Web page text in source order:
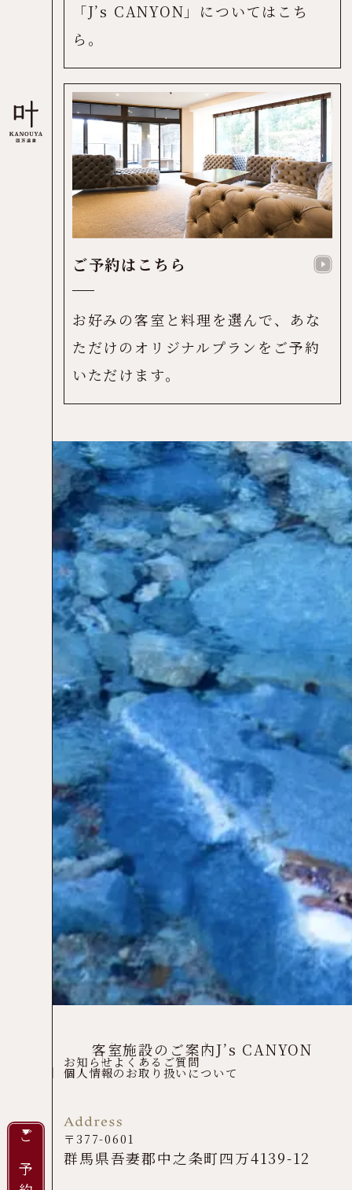
ご予約
「J’s CANYON」についてはこち
ら。
ご予約はこちら
お好みの客室と料理を選んで、あな
ただけのオリジナルプランをご予約
いただけます。
客室施設のご案内J’s CANYON
お知らせよくあるご質問
個人情報のお取り扱いについて
〒377-0601
群馬県吾妻郡中之条町四万4139-12